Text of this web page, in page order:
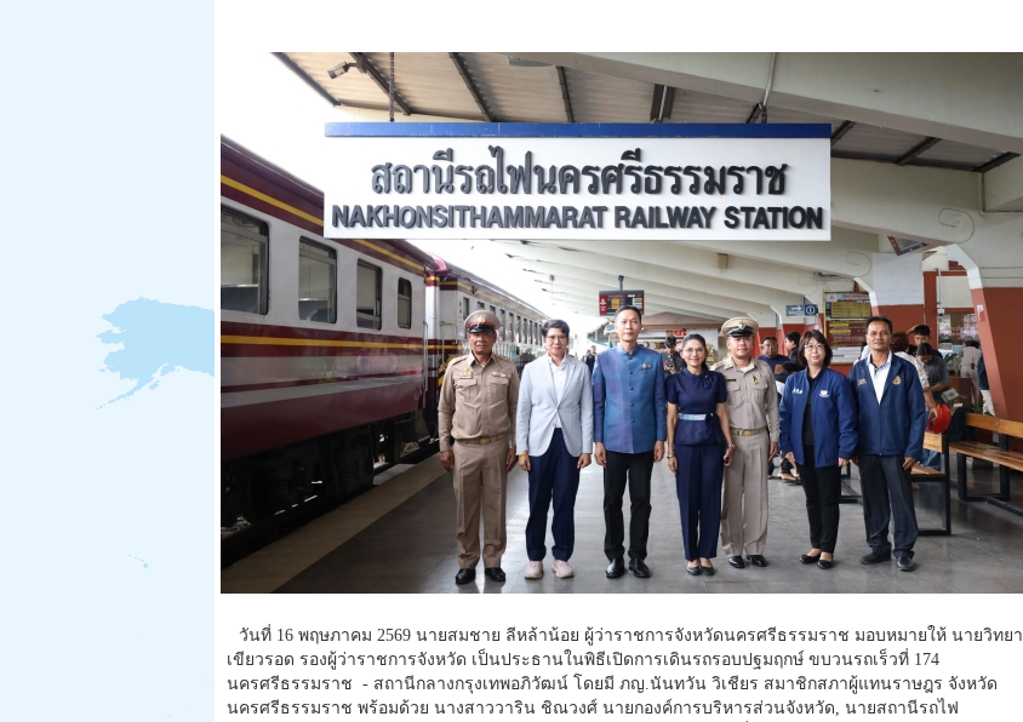
วันที่ 16 พฤษภาคม 2569 นายสมชาย ลีหล้าน้อย ผู้ว่าราชการจังหวัดนครศรีธรรมราช มอบหมายให้ นายวิทยา
เขียวรอด รองผู้ว่าราชการจังหวัด เป็นประธานในพิธีเปิดการเดินรถรอบปฐมฤกษ์ ขบวนรถเร็วที่ 174
นครศรีธรรมราช - สถานีกลางกรุงเทพอภิวัฒน์ โดยมี ภญ.นันทวัน วิเชียร สมาชิกสภาผู้แทนราษฎร จังหวัด
นครศรีธรรมราช พร้อมด้วย นางสาววาริน ชิณวงศ์ นายกองค์การบริหารส่วนจังหวัด, นายสถานีรถไฟ